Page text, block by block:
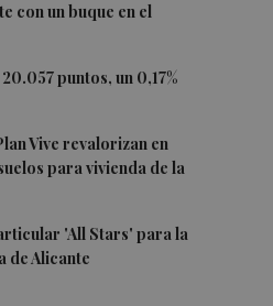
con un buque en el
puntos, un 0,17%
Vive revalorizan en
para vivienda de la
'All Stars' para la
de Alicante